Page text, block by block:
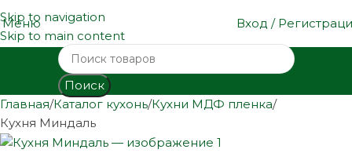
Skip to navigation
Skip to main content
Меню Вход /
Поиск
Главная Каталог кухонь Кухни МДФ пленка
Кухня Миндаль